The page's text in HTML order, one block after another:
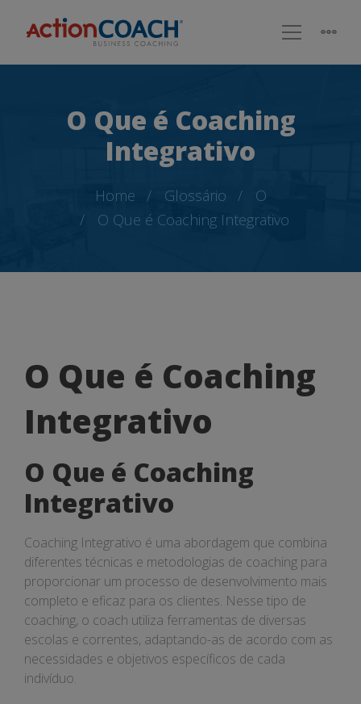
O Que é Coaching
Integrativo
Home Glossário
O
O Que é Coaching Integrativo
O
Que
é
Coaching
Integrativo
O Que é Coaching
Integrativo
O Que é Coaching
Integrativo
Coaching Integrativo é uma abordagem que combina
diferentes técnicas e metodologias de coaching para
proporcionar um processo de desenvolvimento mais
completo e eficaz para os clientes. Nesse tipo de
coaching, o coach utiliza ferramentas de diversas
escolas e correntes, adaptando-as de acordo com as
necessidades e objetivos específicos de cada
indivíduo.